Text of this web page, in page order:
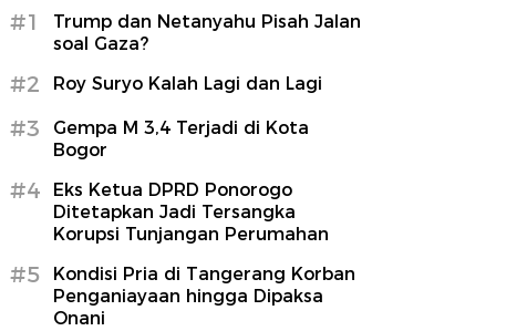
#1
Trump dan Netanyahu Pisah Jalan
soal Gaza?
#2 Roy Suryo Kalah Lagi dan Lagi
#3
Gempa M 3,4 Terjadi di Kota
Bogor
#4
Eks Ketua DPRD Ponorogo
Ditetapkan Jadi Tersangka
Korupsi Tunjangan Perumahan
#5
Kondisi Pria di Tangerang Korban
Penganiayaan hingga Dipaksa
Onani